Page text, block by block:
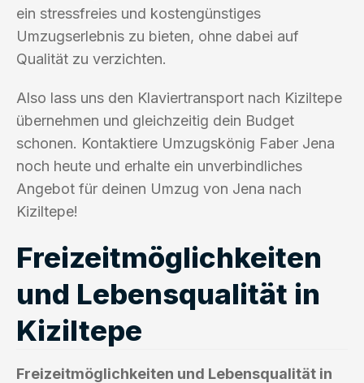
ein stressfreies und kostengünstiges
Umzugserlebnis zu bieten, ohne dabei auf
Qualität zu verzichten.
Also lass uns den Klaviertransport nach Kiziltepe
übernehmen und gleichzeitig dein Budget
schonen. Kontaktiere Umzugskönig Faber Jena
noch heute und erhalte ein unverbindliches
Angebot für deinen Umzug von Jena nach
Kiziltepe!
Freizeitmöglichkeiten
und Lebensqualität in
Kiziltepe
Freizeitmöglichkeiten und Lebensqualität in